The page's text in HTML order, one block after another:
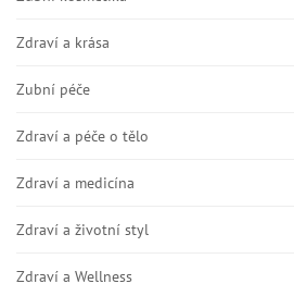
Zdraví a krása
Zubní péče
Zdraví a péče o tělo
Zdraví a medicína
Zdraví a životní styl
Zdraví a Wellness